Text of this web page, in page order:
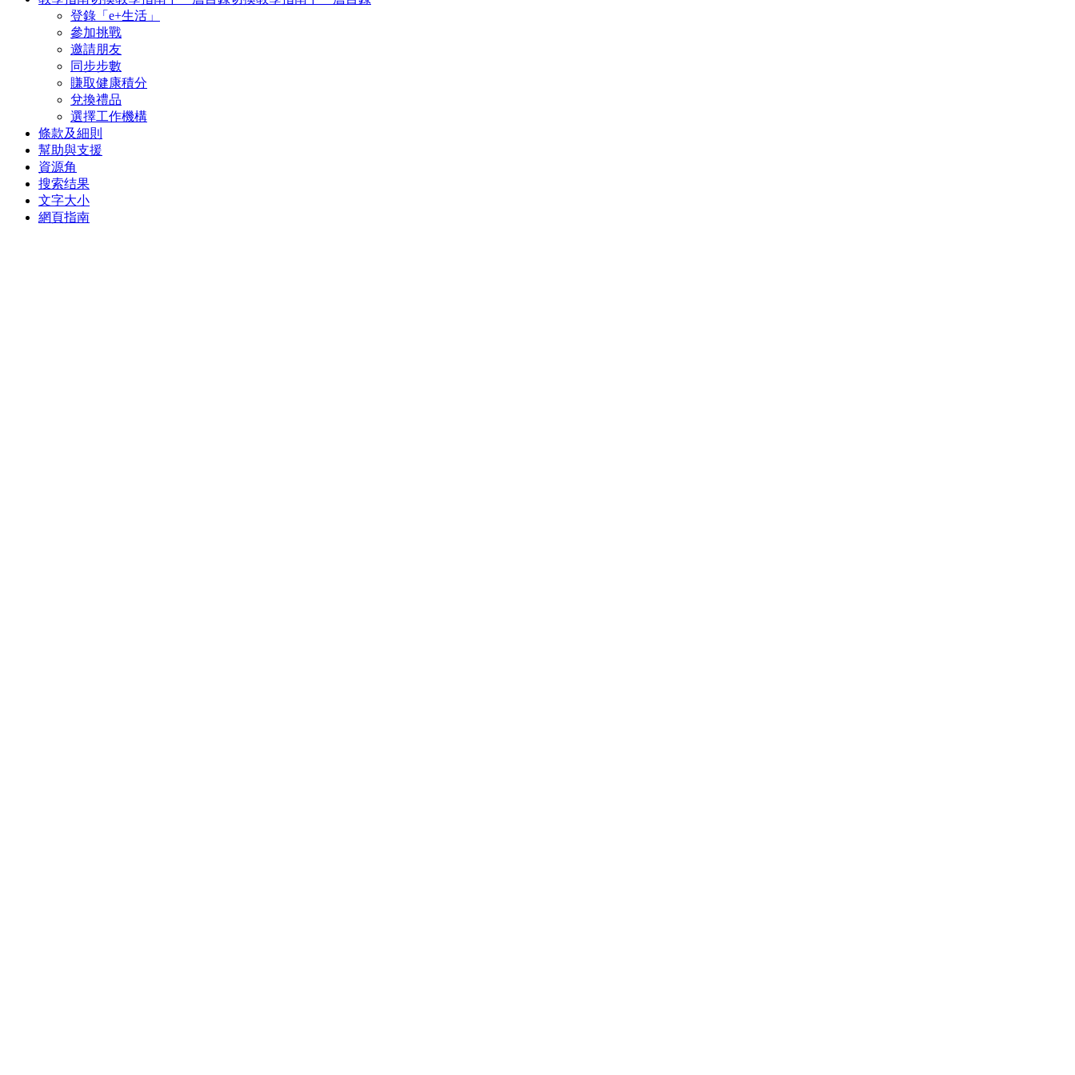
登錄「e+生活」
參加挑戰
邀請朋友
同步步數
賺取健康積分
兌換禮品
選擇工作機構
條款及細則
幫助與支援
資源角
搜索结果
文字大小
網頁指南